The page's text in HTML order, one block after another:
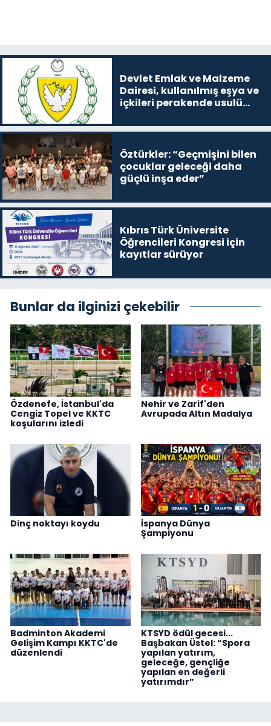
Devlet Emlak ve Malzeme
Dairesi, kullanılmış eşya ve
içkileri perakende usulü
Öztürkler: “Geçmişini bilen
çocuklar geleceği daha
güçlü inşa eder”
Kıbrıs Türk Üniversite
Öğrencileri Kongresi için
kayıtlar sürüyor
Bunlar da ilginizi çekebilir
Özdenefe, İstanbul'da
Cengiz Topel ve KKTC
koşularını izledi
Nehir ve Zarif'den
Avrupada Altın Madalya
Dinç noktayı koydu
İspanya Dünya
Şampiyonu
Badminton Akademi
Gelişim Kampı KKTC'de
düzenlendi
KTSYD ödül gecesi...
Başbakan Üstel: “Spora
yapılan yatırım,
geleceğe, gençliğe
yapılan en değerli
yatırımdır”